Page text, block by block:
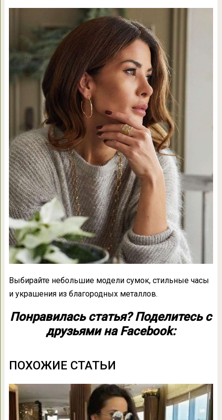
Выбирайте небольшие модели сумок, стильные часы
и украшения из благородных металлов.
Понравилась статья? Поделитесь с
друзьями на Facebook:
ПОХОЖИЕ СТАТЬИ